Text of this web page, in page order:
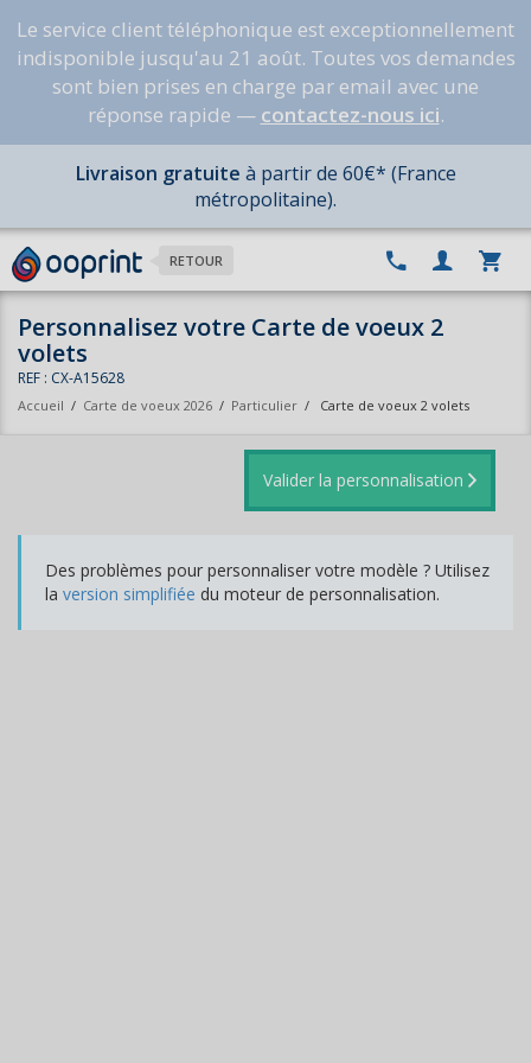
Le service client téléphonique est exceptionnellement
indisponible jusqu'au 21 août. Toutes vos demandes
sont bien prises en charge par email avec une
réponse rapide — contactez-nous ici.
Livraison gratuite à partir de 60€* (France
métropolitaine).
RETOUR
Personnalisez votre Carte de voeux 2
volets
REF : CX-A15628
Accueil / Carte de voeux 2026 / Particulier / Carte de voeux 2 volets
Valider la personnalisation
Des problèmes pour personnaliser votre modèle ? Utilisez
la version simplifiée du moteur de personnalisation.